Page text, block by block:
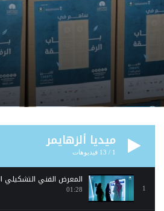
ميديا ألزهايمر
1
/
13 فيديوهات
1
المعرض الفني
01:28